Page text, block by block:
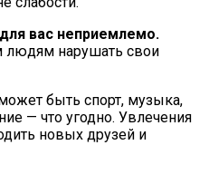
вас неприемлемо.
людям нарушать свои
быть спорт, музыка,
— что угодно. Увлечения
новых друзей и